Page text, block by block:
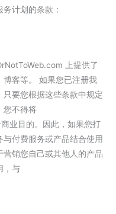
计划的条款：
上提供了
客等。 如果您已注册我
要您根据这些条款中规定
您不得将
业目的。因此，如果您打
与付费服务或产品结合使用
销您自己或其他人的产品
，与